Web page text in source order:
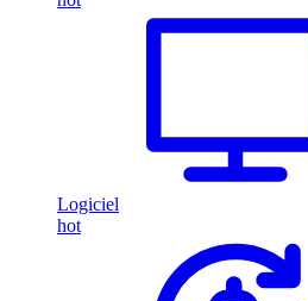
Logiciel
hot